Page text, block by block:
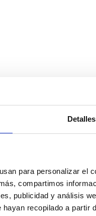
Detalles
para personalizar el
compartimos
publicidad y análisis
recopilado a